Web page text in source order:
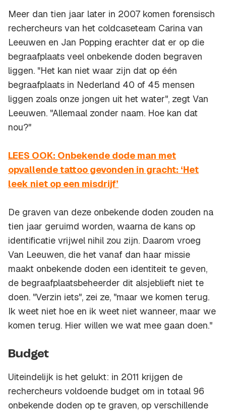
Meer dan tien jaar later in 2007 komen forensisch
rechercheurs van het coldcaseteam Carina van
Leeuwen en Jan Popping erachter dat er op die
begraafplaats veel onbekende doden begraven
liggen. "Het kan niet waar zijn dat op één
begraafplaats in Nederland 40 of 45 mensen
liggen zoals onze jongen uit het water", zegt Van
Leeuwen. "Allemaal zonder naam. Hoe kan dat
nou?"
LEES OOK: Onbekende dode man met
opvallende tattoo gevonden in gracht: ‘Het
leek niet op een misdrijf’
De graven van deze onbekende doden zouden na
tien jaar geruimd worden, waarna de kans op
identificatie vrijwel nihil zou zijn. Daarom vroeg
Van Leeuwen, die het vanaf dan haar missie
maakt onbekende doden een identiteit te geven,
de begraafplaatsbeheerder dit alsjeblieft niet te
doen. "Verzin iets", zei ze, "maar we komen terug.
Ik weet niet hoe en ik weet niet wanneer, maar we
komen terug. Hier willen we wat mee gaan doen."
Budget
Uiteindelijk is het gelukt: in 2011 krijgen de
rechercheurs voldoende budget om in totaal 96
onbekende doden op te graven, op verschillende